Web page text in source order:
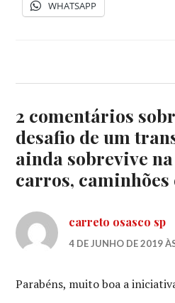
WHATSAPP
2 comentários
desafio de um
ainda sobrevive
carros, caminhões
carreto osasco sp
4 DE JUNHO DE 2019
Parabéns, muito boa a